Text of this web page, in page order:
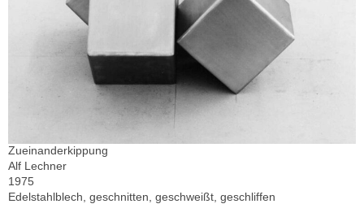
Zueinanderkippung
Alf Lechner
1975
Edelstahlblech, geschnitten, geschweißt, geschliffen